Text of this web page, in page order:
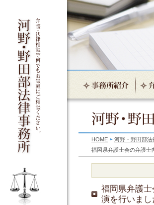
HOME
河野・野田部
福岡県弁護士会の弁護士
福岡県弁護
演を行いまし